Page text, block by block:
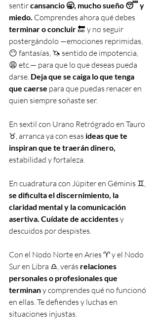
sentir cansancio 🥱, mucho sueño 😴 y
miedo. Comprendes ahora qué debes
terminar o concluir 🔚 y no seguir
postergándolo —emociones reprimidas,
😶 fantasías, 🦄 sentido de impotencia,
😩 etc.— para que lo que deseas pueda
darse. Deja que se caiga lo que tenga
que caerse para que puedas renacer en
quien siempre soñaste ser.
En sextil con Urano Retrógrado en Tauro
♉️, arranca ya con esas ideas que te
inspiran que te traerán dinero,
estabilidad y fortaleza.
En cuadratura con Júpiter en Géminis ♊️,
se dificulta el discernimiento, la
claridad mental y la comunicación
asertiva. Cuídate de accidentes y
descuidos por despistes.
Con el Nodo Norte en Aries ♈️ y el Nodo
Sur en Libra ♎️, verás relaciones
personales o profesionales que
terminan y comprendes qué no funcionó
en ellas. Te defiendes y luchas en
situaciones injustas.